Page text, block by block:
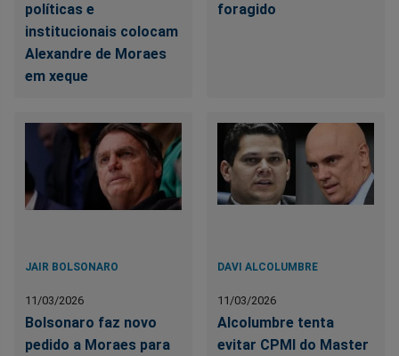
políticas e
institucionais colocam
Alexandre de Moraes
em xeque
foragido
JAIR BOLSONARO
11/03/2026
Bolsonaro faz novo
pedido a Moraes para
DAVI ALCOLUMBRE
11/03/2026
Alcolumbre tenta
evitar CPMI do Master